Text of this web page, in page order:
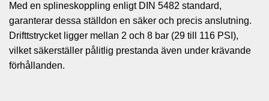
Med en splineskoppling enligt DIN 5482 standard,
garanterar dessa ställdon en säker och precis anslutning.
Drifttstrycket ligger mellan 2 och 8 bar (29 till 116 PSI),
vilket säkerställer pålitlig prestanda även under krävande
förhållanden.